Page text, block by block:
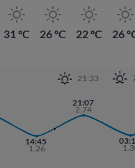
31 ºC 26 ºC 22 ºC
21:33
14:45
1.26
21:07
2.74
26
21:07
2.74